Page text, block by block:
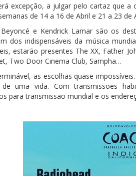
excepção, a julgar pelo cartaz que
de 14 a 16 de Abril e 21 a 23 de
Beyoncé e Kendrick Lamar são os
dos indispensáveis da música
estarão presentes The XX, Father
Two Door Cinema Club, Sampha…
as escolhas quase
de uma vida. Com transmissões
para transmissão mundial e os